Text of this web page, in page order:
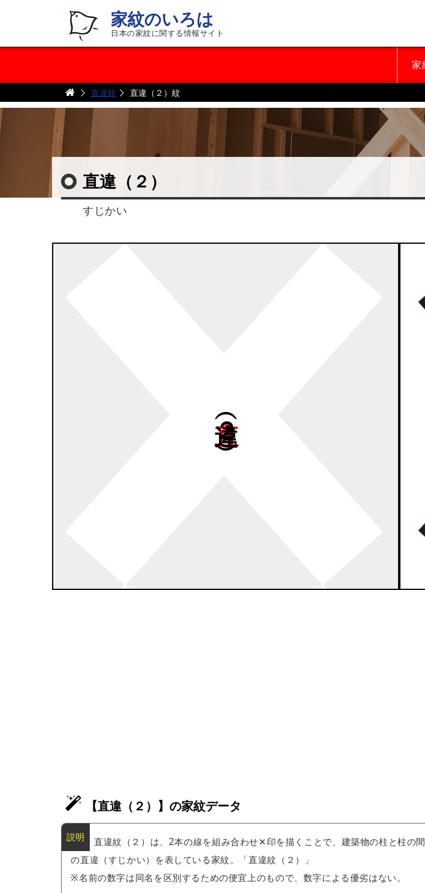
家紋のいろは
日本の家紋に関する情報サイト
家
直違紋 直違（２）紋
直違（２）
すじかい
）
【直違（２）】の家紋データ
直違紋（２）は、2本の線を組み合わせ✕印を描くことで、建築物の柱と柱の
の直違（すじかい）を表している家紋。「直違紋（２）」
※名前の数字は同名を区別するための便宜上のもので、数字による優劣はない。